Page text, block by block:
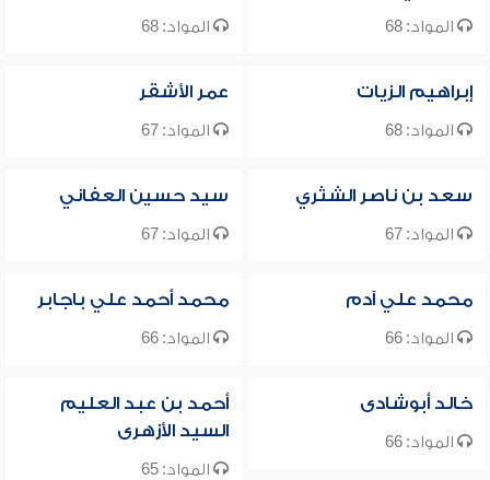
المواد: 68 المواد: 68
إبراهيم الزيات
المواد: 68
عمر الأشقر
المواد: 67
سعد بن ناصر الشثري
المواد: 67
سيد حسين العفاني
المواد: 67
محمد علي آدم
المواد: 66
محمد أحمد علي باجابر
المواد: 66
خالد أبوشادى
المواد: 66
أحمد بن عبد العليم
السيد الأزهرى
المواد: 65